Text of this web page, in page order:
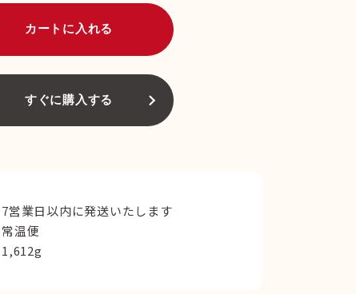
カートに入れる
すぐに購入する
7営業日以内に発送いたします
常温便
1,612g